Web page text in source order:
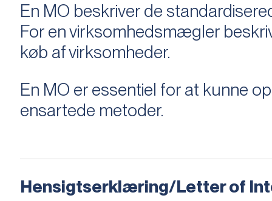
En MO beskriver de
For en virksomhedsmægler
køb af virksomheder.
En MO er essentiel for at kunne
ensartede metoder.
Hensigtserklæring/Letter of